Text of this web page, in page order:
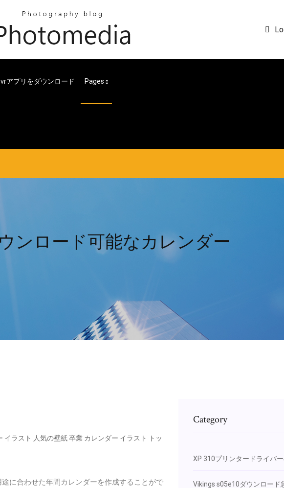
アプリをダウンロード Pages
ンロード可能なカレンダー
ラスト 人気の壁紙 卒業 カレンダー イラスト トッ
に合わせた年間カレンダーを作成することがで
Category
XP 310プリンタードライバ
Vikings s05e10ダウンロード